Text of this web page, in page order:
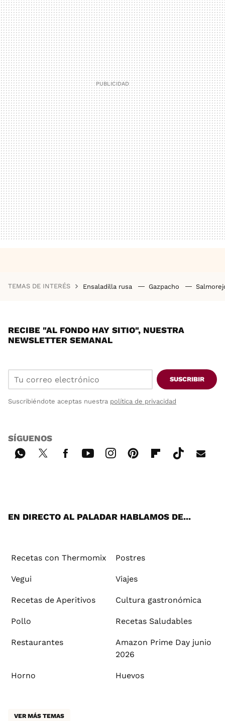
TEMAS DE INTERÉS Ensaladilla rusa Gazpacho
RECIBE "AL FONDO HAY SITIO", NUESTRA
NEWSLETTER SEMANAL
SUSCRIBIR
Suscribiéndote aceptas nuestra política de privacidad
SÍGUENOS
EN DIRECTO AL PALADAR HABLAMOS DE...
Recetas con Thermomix Postres
Vegui Viajes
Recetas de Aperitivos Cultura gastronómica
Pollo Recetas Saludables
Restaurantes
Amazon Prime Day junio
2026
Horno Huevos
VER MÁS TEMAS